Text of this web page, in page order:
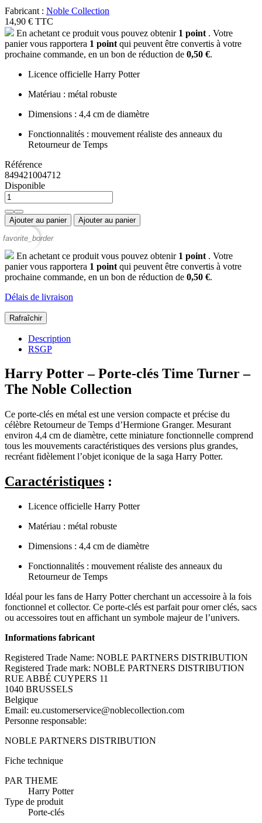
Fabricant : Noble Collection
14,90 € TTC
En achetant ce produit vous pouvez obtenir 1 point . Votre
panier vous rapportera 1 point qui peuvent être convertis à votre
prochaine commande, en un bon de réduction de 0,50 €.
Licence officielle Harry Potter
Matériau : métal robuste
Dimensions : 4,4 cm de diamètre
Fonctionnalités : mouvement réaliste des anneaux du
Retourneur de Temps
Référence
849421004712
Disponible
Ajouter au panier Ajouter au panier
favorite_border
En achetant ce produit vous pouvez obtenir 1 point . Votre
panier vous rapportera 1 point qui peuvent être convertis à votre
prochaine commande, en un bon de réduction de 0,50 €.
Délais de livraison
Description
RSGP
Harry Potter – Porte-clés Time Turner –
The Noble Collection
Ce porte-clés en métal est une version compacte et précise du
célèbre Retourneur de Temps d’Hermione Granger. Mesurant
environ 4,4 cm de diamètre, cette miniature fonctionnelle comprend
tous les mouvements caractéristiques des versions plus grandes,
recréant fidèlement l’objet iconique de la saga Harry Potter.
Caractéristiques :
Licence officielle Harry Potter
Matériau : métal robuste
Dimensions : 4,4 cm de diamètre
Fonctionnalités : mouvement réaliste des anneaux du
Retourneur de Temps
Idéal pour les fans de Harry Potter cherchant un accessoire à la fois
fonctionnel et collector. Ce porte-clés est parfait pour orner clés, sacs
ou accessoires tout en affichant un symbole majeur de l’univers.
Informations fabricant
Registered Trade Name: NOBLE PARTNERS DISTRIBUTION
Registered Trade mark: NOBLE PARTNERS DISTRIBUTION
RUE ABBÉ CUYPERS 11
1040 BRUSSELS
Belgique
Email: eu.customerservice@noblecollection.com
Personne responsable:
NOBLE PARTNERS DISTRIBUTION
Fiche technique
PAR THEME
Harry Potter
Type de produit
Porte-clés